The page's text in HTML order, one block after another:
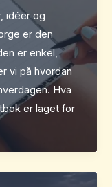
idéer og
er den
er enkel,
vi på hvordan
Hva
er laget for